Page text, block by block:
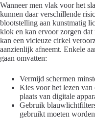
Wanneer men vlak voor het
kunnen daar verschillende
blootstelling aan kunstmatig
klok en kan ervoor zorgen
kan een vicieuze cirkel
aanzienlijk afneemt. Enkele
gaan omvatten:
Vermijd schermen
Kies voor het lezen van
plaats van digitale
Gebruik
gebruikt moeten